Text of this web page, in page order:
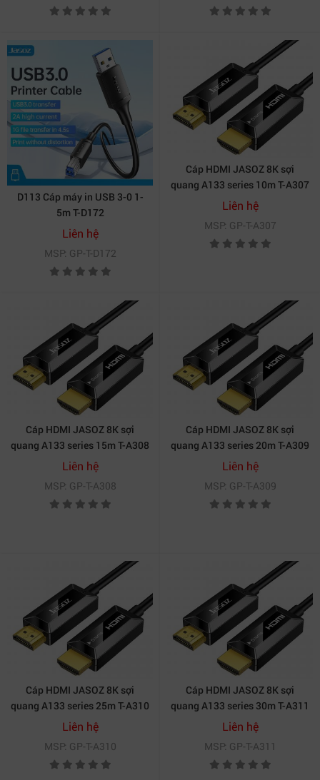
D113 Cáp máy in USB 3-0 1-
5m T-D172
Liên hệ
MSP: GP-T-D172
Cáp HDMI JASOZ 8K sợi
quang A133 series 10m T-A307
Liên hệ
MSP: GP-T-A307
Cáp HDMI JASOZ 8K sợi
quang A133 series 15m T-A308
Liên hệ
MSP: GP-T-A308
Cáp HDMI JASOZ 8K sợi
quang A133 series 20m T-A309
Liên hệ
MSP: GP-T-A309
Cáp HDMI JASOZ 8K sợi
quang A133 series 25m T-A310
Liên hệ
MSP: GP-T-A310
Cáp HDMI JASOZ 8K sợi
quang A133 series 30m T-A311
Liên hệ
MSP: GP-T-A311